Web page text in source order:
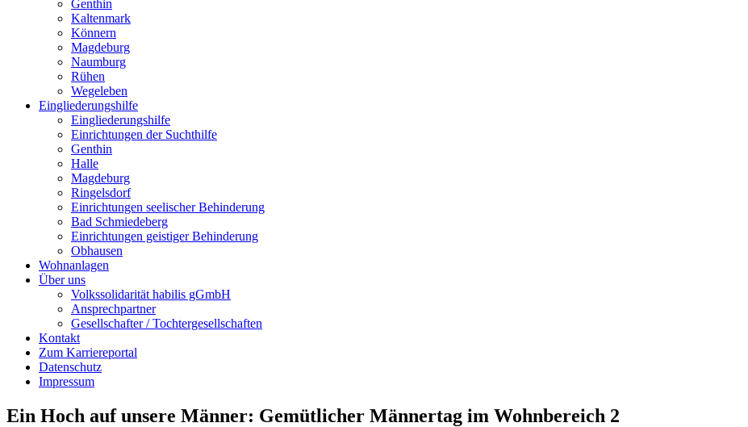
Genthin
Kaltenmark
Könnern
Magdeburg
Naumburg
Rühen
Wegeleben
Eingliederungshilfe
Eingliederungshilfe
Einrichtungen der Suchthilfe
Genthin
Halle
Magdeburg
Ringelsdorf
Einrichtungen seelischer Behinderung
Bad Schmiedeberg
Einrichtungen geistiger Behinderung
Obhausen
Wohnanlagen
Über uns
Volkssolidarität habilis gGmbH
Ansprechpartner
Gesellschafter / Tochtergesellschaften
Kontakt
Zum Karriereportal
Datenschutz
Impressum
Ein Hoch auf unsere Männer: Gemütlicher Männertag im Wohnbereich 2